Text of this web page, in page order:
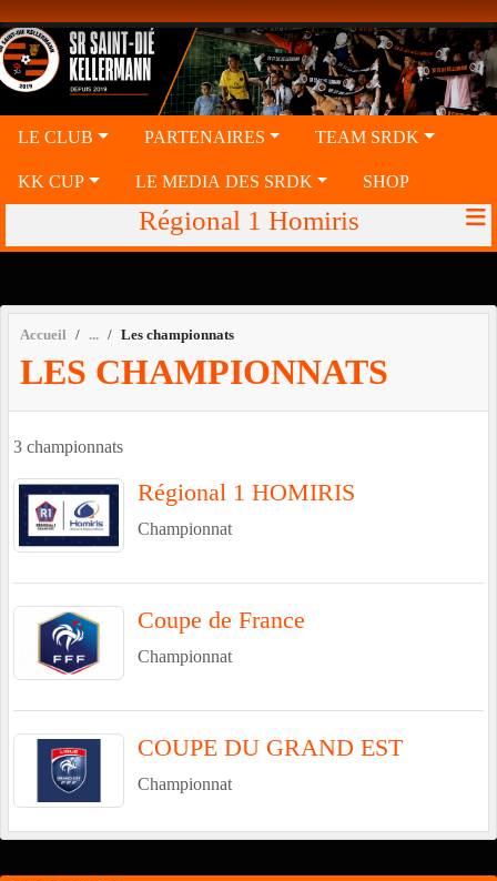
LE CLUB PARTENAIRES TEAM SRDK
KK CUP LE MEDIA DES SRDK SHOP
Régional 1 Homiris
Accueil Les championnats
LES CHAMPIONNATS
3 championnats
Régional 1 HOMIRIS
Championnat
Coupe de France
Championnat
COUPE DU GRAND EST
Championnat